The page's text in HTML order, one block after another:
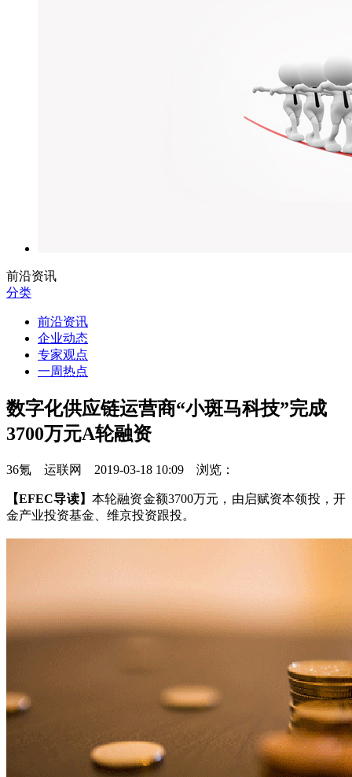
前沿资讯
分类
前沿资讯
企业动态
专家观点
一周热点
数字化供应链运营商“小斑马科技”完成
3700万元A轮融资
36氪 运联网 2019-03-18 10:09 浏览：
【EFEC导读】 本轮融资金额3700万元，由启赋资本领投，开
金产业投资基金、维京投资跟投。